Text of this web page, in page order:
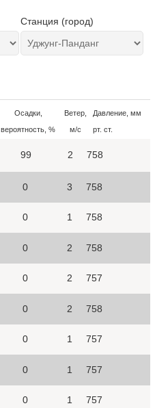
Станция (город)
Осадки,
вероятность, %
Ветер,
м/с
Давление, мм
рт. ст.
99 2 758
0 3 758
0 1 758
0 2 758
0 2 757
0 2 758
0 1 757
0 1 757
0 1 757